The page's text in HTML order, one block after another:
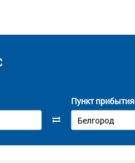
Пункт прибытия